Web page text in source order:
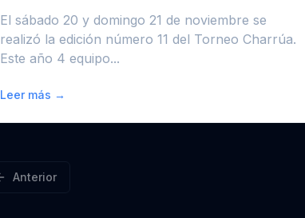
El sábado 20 y domingo 21 de noviembre se
realizó la edición número 11 del Torneo Charrúa.
Este año 4 equipo...
Leer más →
Anterior